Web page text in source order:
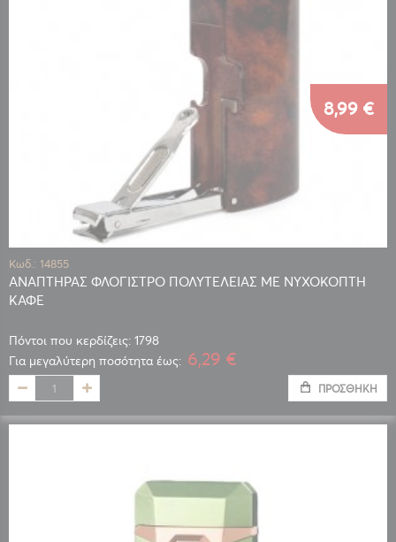
Κωδ.: 14855
ΑΝΑΠΤΗΡΑΣ ΦΛΟΓΙΣΤΡΟ ΠΟΛΥΤΕΛΕΙΑΣ ΜΕ ΝΥΧΟΚΟΠΤΗ
ΚΑΦΕ
Πόντοι που κερδίζεις: 1798
8,99 €
Για μεγαλύτερη ποσότητα έως: 6,29 €
ΠΡΟΣΘΉΚΗ